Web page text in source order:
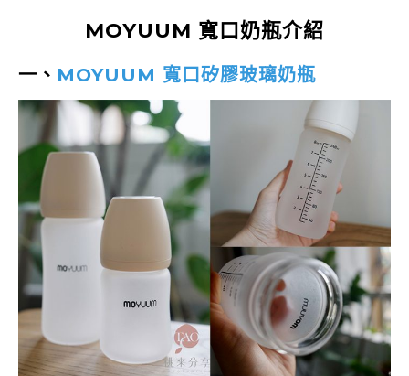
MOYUUM 寬口奶瓶介紹
一、 MOYUUM 寬口矽膠玻璃奶瓶